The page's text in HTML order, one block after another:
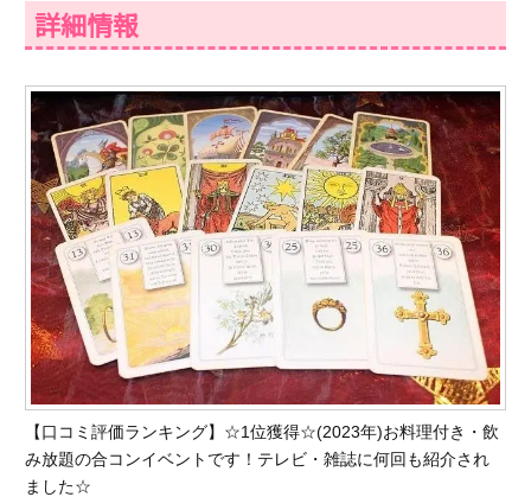
詳細情報
【口コミ評価ランキング】☆1位獲得☆(2023年)お料理付き・飲
み放題の合コンイベントです！テレビ・雑誌に何回も紹介され
ました☆